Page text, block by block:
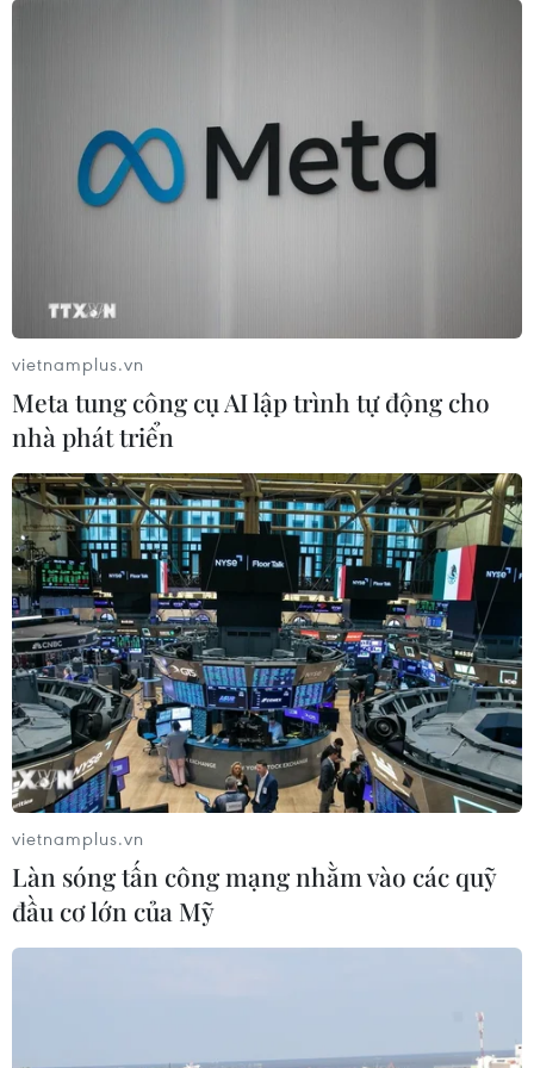
Hỗ trợ toàn diện thúc đẩy người
khuyết tật tham gia tích cực vào đời
sống xã hội
Hà Nội: 'Đánh thức' di sản văn hóa,
mở đường cho sáng tạo
06/08/2026 11:25
Đồng Nai cảnh báo người dân không
ném vật thể vào phương tiện trên cao
tốc
06/08/2026 11:24
Người dân không sử dụng sản phẩm
giảm cân không rõ nguồn gốc, chưa
được cấp phép
06/08/2026 11:22
vietnamplus.vn
Meta tung công cụ AI lập trình tự động cho
nhà phát triển
vietnamplus.vn
Làn sóng tấn công mạng nhằm vào các quỹ
đầu cơ lớn của Mỹ